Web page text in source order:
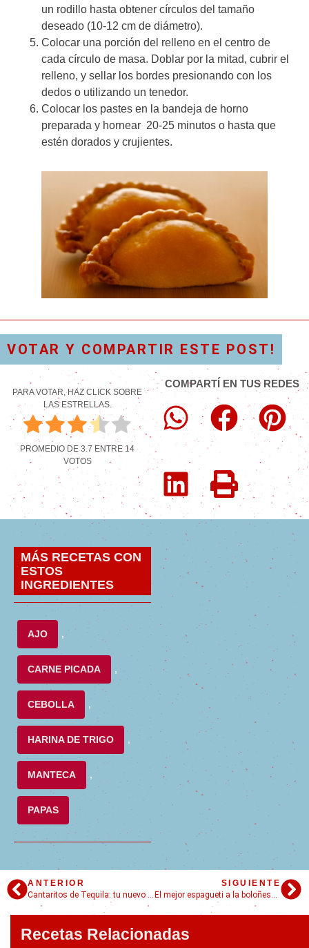
un rodillo hasta obtener círculos del tamaño
deseado (10-12 cm de diámetro).
Colocar una porción del relleno en el centro de
cada círculo de masa. Doblar por la mitad, cubrir el
relleno, y sellar los bordes presionando con los
dedos o utilizando un tenedor.
Colocar los pastes en la bandeja de horno
preparada y hornear 20-25 minutos o hasta que
estén dorados y crujientes.
VOTAR Y COMPARTIR ESTE POST!
PARA VOTAR, HAZ CLICK SOBRE
LAS ESTRELLAS.
PROMEDIO DE 3.7 ENTRE 14
VOTOS
COMPARTÍ EN TUS REDES
MÁS RECETAS CON
ESTOS
INGREDIENTES
AJO ,
CARNE PICADA ,
CEBOLLA ,
HARINA DE TRIGO ,
MANTECA ,
PAPAS
ANTERIOR
Cantaritos de Tequila: tu nuevo trago favorito
SIGUIENTE
El mejor espagueti a la boloñesa para comer en familia
Recetas Relacionadas